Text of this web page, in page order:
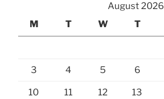
August 2026
M
T W T
3 4 5 6
10 11 12 13